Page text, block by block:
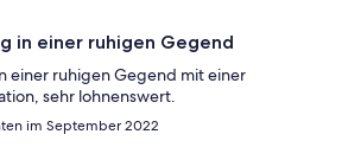
in einer ruhigen Gegend
einer ruhigen Gegend mit einer
sehr lohnenswert.
im September 2022